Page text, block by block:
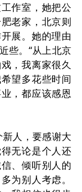
作室，她把公
老家，北京则
展。她的理由
些。“从上北京
，我离家很久
望多花些时间
，都应该感恩
人，要感谢大
无论是个人还
、倾听别人的
为别人考虑。